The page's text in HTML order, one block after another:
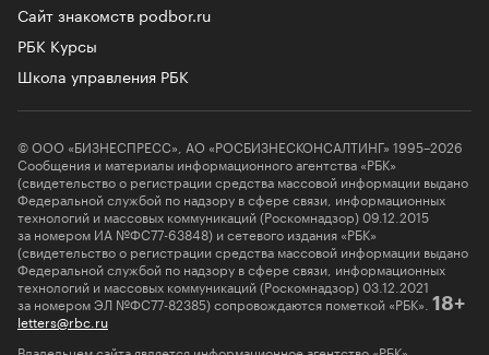
Сайт знакомств podbor.ru
РБК Курсы
Школа управления РБК
© ООО «БИЗНЕСПРЕСС», АО «РОСБИЗНЕСКОНСАЛТИНГ» 1995–2026
Сообщения и материалы информационного агентства «РБК»
(свидетельство о регистрации средства массовой информации выдано
Федеральной службой по надзору в сфере связи, информационных
технологий и массовых коммуникаций (Роскомнадзор) 09.12.2015
за номером ИА №ФС77-63848) и сетевого издания «РБК»
(свидетельство о регистрации средства массовой информации выдано
Федеральной службой по надзору в сфере связи, информационных
технологий и массовых коммуникаций (Роскомнадзор) 03.12.2021
за номером ЭЛ №ФС77-82385) сопровождаются пометкой «РБК». 18+
letters@rbc.ru
Владельцем сайта является информационное агентство «РБК».